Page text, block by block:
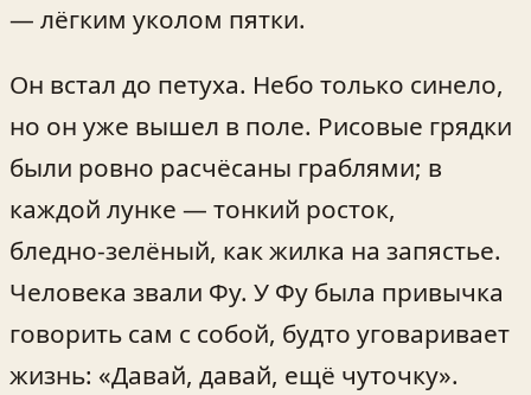
— лёгким уколом пятки.
Он встал до петуха. Небо только синело,
но он уже вышел в поле. Рисовые грядки
были ровно расчёсаны граблями; в
каждой лунке — тонкий росток,
бледно‑зелёный, как жилка на запястье.
Человека звали Фу. У Фу была привычка
говорить сам с собой, будто уговаривает
жизнь: «Давай, давай, ещё чуточку».